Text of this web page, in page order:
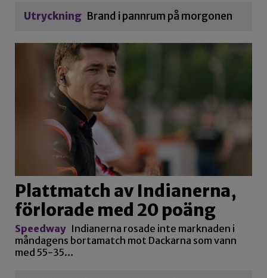
Utryckning Brand i pannrum på morgonen
Plattmatch av Indianerna,
förlorade med 20 poäng
Speedway Indianerna rosade inte marknaden i
måndagens bortamatch mot Dackarna som vann
med 55-35…